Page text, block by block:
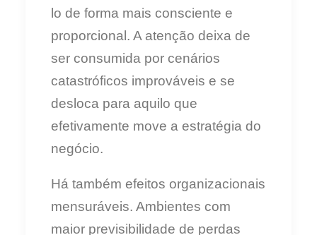
lo de forma mais consciente e
proporcional. A atenção deixa de
ser consumida por cenários
catastróficos improváveis e se
desloca para aquilo que
efetivamente move a estratégia do
negócio.
Há também efeitos organizacionais
mensuráveis. Ambientes com
maior previsibilidade de perdas